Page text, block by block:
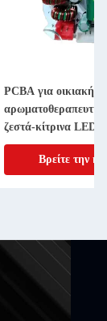
PCBA για οικιακή
ζεστά-κίτρινα LED
Βρείτε την